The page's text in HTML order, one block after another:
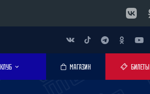
КЛУБ МАГАЗИН БИЛЕТЫ